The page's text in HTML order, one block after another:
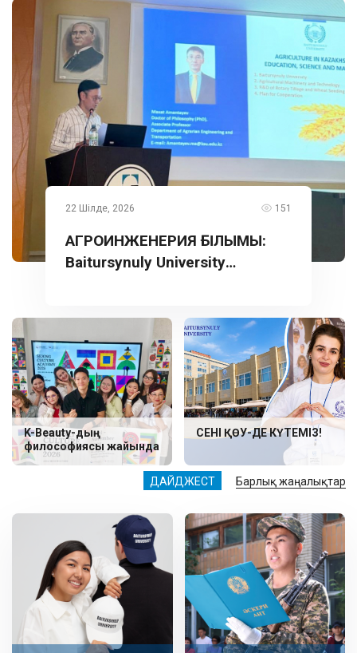
ДАЙДЖЕСТ Барлық жаңалықтар
22 Шілде, 2026 151
АГРОИНЖЕНЕРИЯ ҒЫЛЫМЫ:
Baitursynuly University
K-Beauty-дың
философиясы жайында
СЕНІ ҚӨУ-ДЕ КҮТЕМІЗ!